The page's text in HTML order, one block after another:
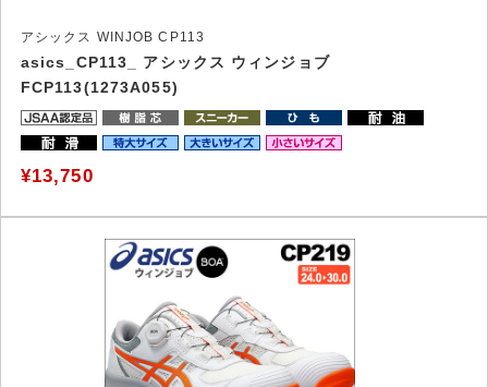
アシックス WINJOB CP113
asics_CP113_ アシックス ウィンジョブ
FCP113(1273A055)
¥13,750